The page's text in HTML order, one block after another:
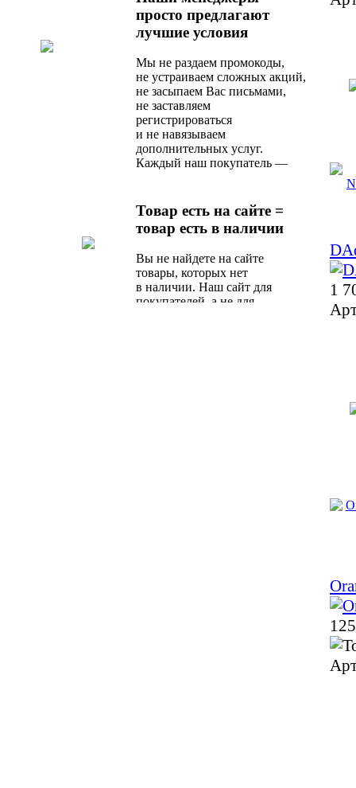
просто предлагают
лучшие условия
Мы не раздаем промокоды,
не устраиваем сложных акций,
не засыпаем Вас письмами,
не заставляем
регистрироваться
и не навязываем
дополнительных услуг.
Каждый наш покупатель —
он получает оптимальное
по стоимости и качеству
предложение от наших
Товар есть на сайте =
товар есть в наличии
Вы не найдете на сайте
товары, которых нет
в наличии. Наш сайт для
покупателей, а не для
1